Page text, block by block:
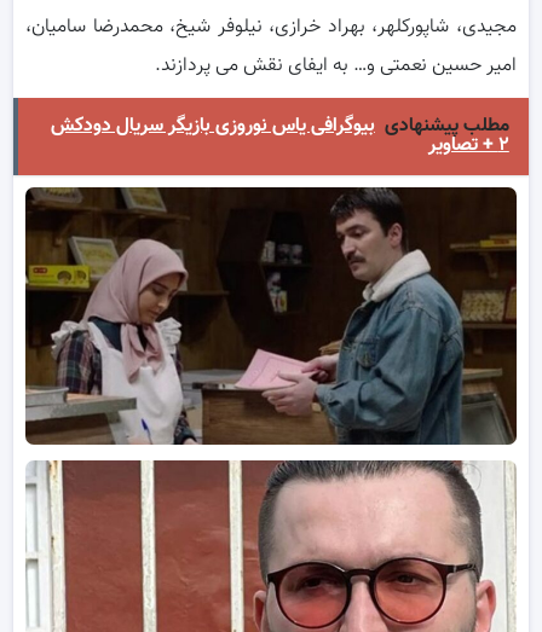
مجیدی، شاپورکلهر، بهراد خرازی، نیلوفر شیخ، محمدرضا سامیان،
امیر حسین نعمتی و… به ایفای نقش می پردازند.
مطلب پیشنهادی بیوگرافی یاس نوروزی بازیگر سریال دودکش
۲ + تصاویر